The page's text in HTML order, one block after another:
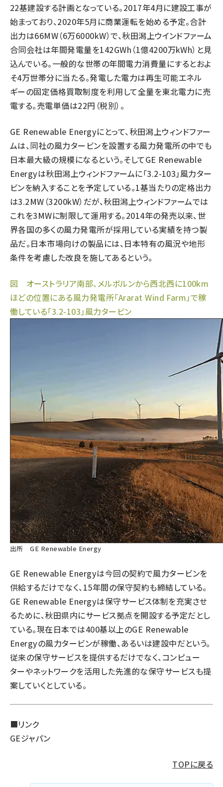
22基建設する計画となっている。2017年4月に建設工事が
始まっており、2020年5月に商業運転を始める予定。合計
出力は66MW（6万6000kW）で、秋田潟上ウインドファーム
合同会社は年間発電量を142GWh（1億4200万kWh）と見
込んでいる。一般的な世帯の年間電力消費量にするとおよ
そ4万世帯分に当たる。発電した電力は再生可能エネル
ギーの固定価格買取制度を利用して全量を東北電力に売
電する。売電単価は22円（税別）。
GE Renewable Energyにとって、秋田潟上ウィンドファー
ムは、同社の風力タービンを設置する風力発電所の中でも
日本最大級の規模になるという。そしてGE Renewable
Energyは秋田潟上ウィンドファームに「3.2-103」風力ター
ビンを納入することを予定している。1基当たりの定格出力
は3.2MW（3200kW）だが、秋田潟上ウィンドファームでは
これを3MWに制限して運用する。2014年の発売以来、世
界各国の多くの風力発電所が採用している実績を持つ製
品だ。日本市場向けの製品には、日本特有の風況や地形
条件を考慮した改良を施してあるという。
図 オーストラリア南部、メルボルンから西北西に100km
ほどの位置にある風力発電所「Ararat Wind Farm」で稼
働している「3.2-103」風力タービン
出所 GE Renewable Energy
GE Renewable Energyは今回の契約で風力タービンを
供給するだけでなく、15年間の保守契約も締結している。
GE Renewable Energyは保守サービス体制を充実させ
るために、秋田県内にサービス拠点を開設する予定だとし
ている。現在日本では400基以上のGE Renewable
Energyの風力タービンが稼働、あるいは建設中だという。
従来の保守サービスを提供するだけでなく、コンピュー
ターやネットワークを活用した先進的な保守サービスも提
案していくとしている。
■リンク
GEジャパン
TOPに戻る